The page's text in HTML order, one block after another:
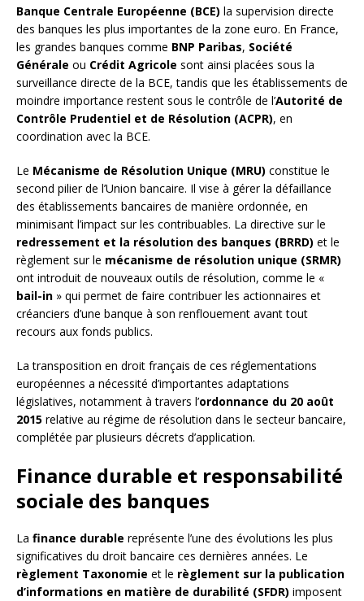
Banque Centrale Européenne (BCE) la supervision directe
des banques les plus importantes de la zone euro. En France,
les grandes banques comme BNP Paribas, Société
Générale ou Crédit Agricole sont ainsi placées sous la
surveillance directe de la BCE, tandis que les établissements de
moindre importance restent sous le contrôle de l’Autorité de
Contrôle Prudentiel et de Résolution (ACPR), en
coordination avec la BCE.
Le Mécanisme de Résolution Unique (MRU) constitue le
second pilier de l’Union bancaire. Il vise à gérer la défaillance
des établissements bancaires de manière ordonnée, en
minimisant l’impact sur les contribuables. La directive sur le
redressement et la résolution des banques (BRRD) et le
règlement sur le mécanisme de résolution unique (SRMR)
ont introduit de nouveaux outils de résolution, comme le «
bail-in » qui permet de faire contribuer les actionnaires et
créanciers d’une banque à son renflouement avant tout
recours aux fonds publics.
La transposition en droit français de ces réglementations
européennes a nécessité d’importantes adaptations
législatives, notamment à travers l’ordonnance du 20 août
2015 relative au régime de résolution dans le secteur bancaire,
complétée par plusieurs décrets d’application.
Finance durable et responsabilité
sociale des banques
La finance durable représente l’une des évolutions les plus
significatives du droit bancaire ces dernières années. Le
règlement Taxonomie et le règlement sur la publication
d’informations en matière de durabilité (SFDR) imposent